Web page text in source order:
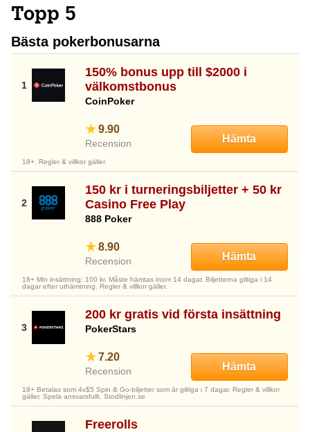
Topp 5
Bästa pokerbonusarna
150% bonus upp till $2000 i
välkomstbonus
CoinPoker
9.90
Recension Hämta
18+. Regler & villkor gäller.
150 kr i turneringsbiljetter + 50 kr
Casino Free Play
888 Poker
8.90
Recension Hämta
18+ Min insättning: 100 kr. Måste hämtas inom 14 dagar. Biljetterna giltiga i 14
dagar efter uthämtning. Regler & villkor gäller.
200 kr gratis vid första insättning
PokerStars
7.20
Recension Hämta
18+ Betalas som 4x$5 Spin & Go-biljetter som är giltiga i 7 dagar. Regler & villkor
gäller. Spela ansvarsfullt. Stodlinjen.se
Freerolls